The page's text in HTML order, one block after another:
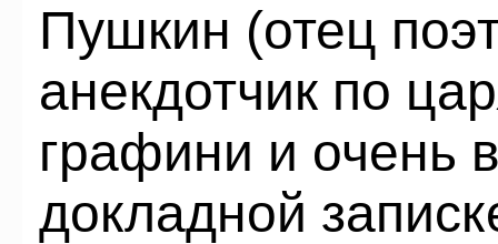
Пушкин (отец
анекдотчик по
графини и очень
докладной